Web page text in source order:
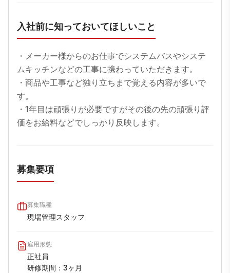
入社前に知っておいてほしいこと
・メーカー様からのお仕事でシステムバスやシステ
ムキッチンなどの工事に携わっていただきます。
・商品や工事など独り立ちまで覚える内容が多いで
す。
・1年目は頑張りが必要ですがその後の先の頑張り評
募集要項
募集職種
現場管理スタッフ
雇用形態
正社員
研修期間：3ヶ月